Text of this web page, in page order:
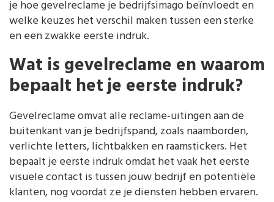
je hoe gevelreclame je bedrijfsimago beïnvloedt en
welke keuzes het verschil maken tussen een sterke
en een zwakke eerste indruk.
Wat is gevelreclame en waarom
bepaalt het je eerste indruk?
Gevelreclame omvat alle reclame-uitingen aan de
buitenkant van je bedrijfspand, zoals naamborden,
verlichte letters, lichtbakken en raamstickers. Het
bepaalt je eerste indruk omdat het vaak het eerste
visuele contact is tussen jouw bedrijf en potentiële
klanten, nog voordat ze je diensten hebben ervaren.